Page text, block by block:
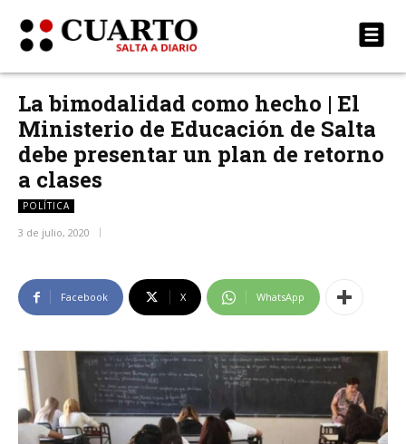
La bimodalidad como hecho | El
Ministerio de Educación de Salta
debe presentar un plan de retorno
a clases
POLÍTICA
3 de julio, 2020
Facebook X WhatsApp